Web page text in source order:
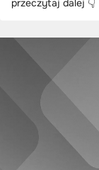
przeczytaj dalej 👇